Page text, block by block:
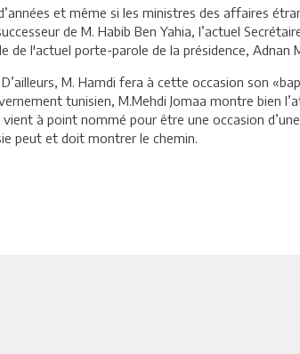
et même si les ministres des affaires
de M. Habib Ben Yahia, l’actuel
l'actuel porte-parole de la présidence, Adnan
M. Hamdi fera à cette occasion son
tunisien, M.Mehdi Jomaa montre bien
à point nommé pour être une occasion
peut et doit montrer le chemin.